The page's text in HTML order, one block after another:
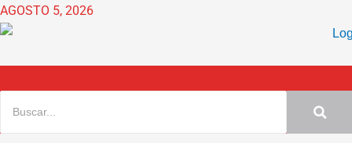
Ir
al
AGOSTO 5, 2026